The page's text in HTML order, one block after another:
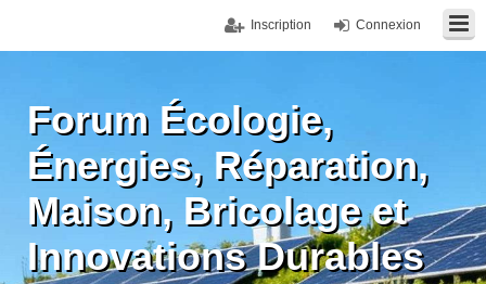
Connexion
Inscription
Forum Écologie,
Énergies, Réparation,
Maison, Bricolage et
Innovations Durables